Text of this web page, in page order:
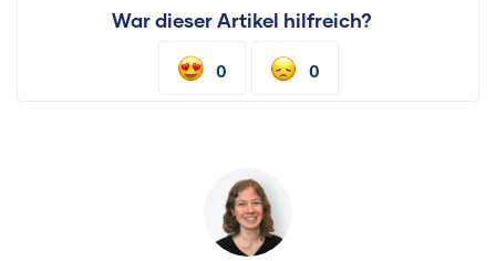
War dieser Artikel hilfreich?
0 0